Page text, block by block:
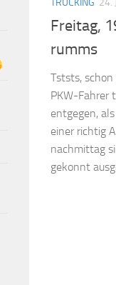
Freitag,
rumms
Tststs,
PKW-Fahrer
entgegen,
einer richtig
nachmittag
gekonnt